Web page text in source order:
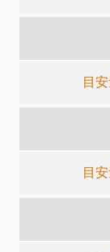
目
目